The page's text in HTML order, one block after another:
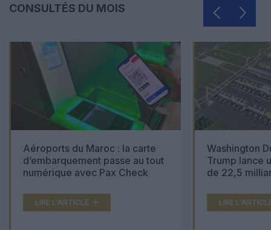
CONSULTÉS DU MOIS
Aéroports du Maroc : la carte
d’embarquement passe au tout
numérique avec Pax Check
LIRE L'ARTICLE
Washington
Trump lance
de 22,5
LIRE